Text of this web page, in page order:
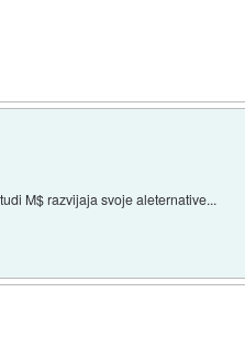
M$ razvijaja svoje aleternative...